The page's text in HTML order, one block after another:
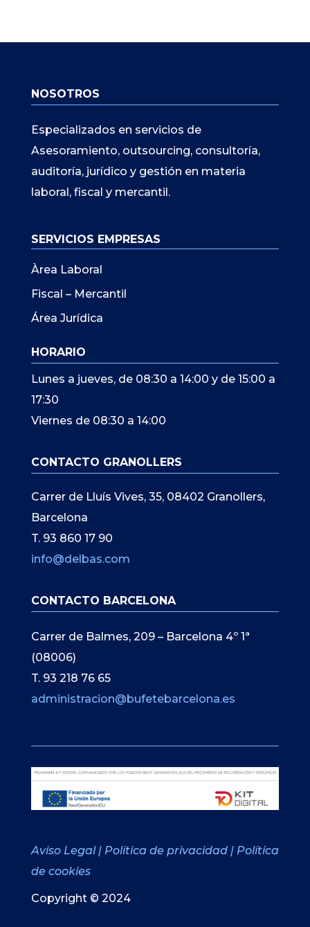
NOSOTROS
Especializados en servicios de
Asesoramiento, outsourcing, consultoría,
auditoría, jurídico y gestión en materia
laboral, fiscal y mercantil.
SERVICIOS EMPRESAS
Àrea Laboral
Fiscal – Mercantil
Área Jurídica
HORARIO
Lunes a jueves, de 08:30 a 14:00 y de 15:00 a
17:30
Viernes de 08:30 a 14:00
CONTACTO GRANOLLERS
Carrer de Lluís Vives, 35, 08402 Granollers,
Barcelona
T. 93 860 17 90
info@delbas.com
CONTACTO BARCELONA
Carrer de Balmes, 209 – Barcelona 4º 1ª
(08006)
T. 93 218 76 65
administracion@bufetebarcelona.es
Aviso Legal | Política de privacidad | Política
de cookies
Copyright © 2024